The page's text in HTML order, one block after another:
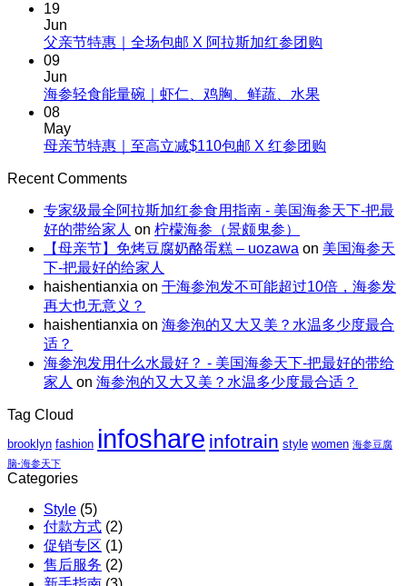
补，
野
海
参
法
夏
样
参，
火
还
解
19
Jun
父亲节特惠｜全场包邮 X 阿拉斯加红参团购
特
全
场
包
X
阿
拉
斯
加
红
参
09
Jun
海参轻食能量碗｜虾仁、鸡胸、鲜蔬、水果No
海
能
碗
虾
鸡
鲜
蔬、
08
May
母亲节特惠｜至高立减$110包邮 X 红参团购
亲
特
｜
高
减
$110
红
Recent Comments
专家级最全阿拉斯加红参食用指南 - 美国海参天下-把最
好的带给家人 on 柠檬海参（景颇鬼参）
【母亲节】免烤豆腐奶酪蛋糕 – uozawa on 美国海参天
下-把最好的给家人
haishentianxia on 干海参泡发不可能超过10倍，海参发
再大也无意义？
haishentianxia on 海参泡的又大又美？水温多少度最合
适？
海参泡发用什么水最好？ - 美国海参天下-把最好的带给
家人 on 海参泡的又大又美？水温多少度最合适？
Tag Cloud
brooklyn fashion infoshare infotrain style women 海参豆腐
脑-海参天下
Categories
Style (5)
付款方式 (2)
促销专区 (1)
售后服务 (2)